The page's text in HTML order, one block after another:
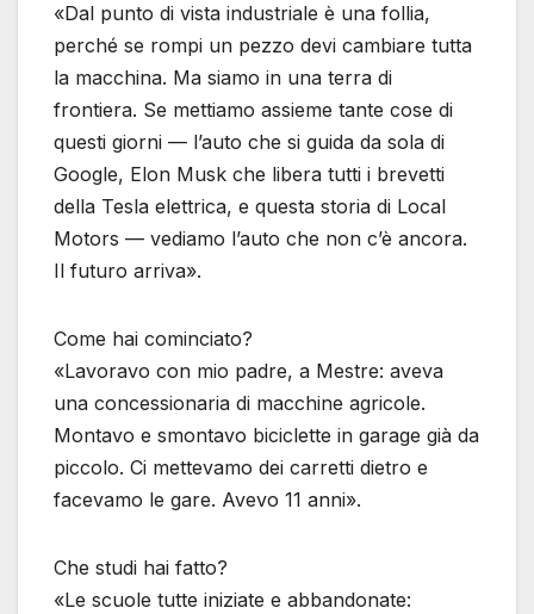
«Dal punto di vista industriale è una follia,
perché se rompi un pezzo devi cambiare tutta
la macchina. Ma siamo in una terra di
frontiera. Se mettiamo assieme tante cose di
questi giorni — l’auto che si guida da sola di
Google, Elon Musk che libera tutti i brevetti
della Tesla elettrica, e questa storia di Local
Motors — vediamo l’auto che non c’è ancora.
Il futuro arriva».
Come hai cominciato?
«Lavoravo con mio padre, a Mestre: aveva
una concessionaria di macchine agricole.
Montavo e smontavo biciclette in garage già da
piccolo. Ci mettevamo dei carretti dietro e
facevamo le gare. Avevo 11 anni».
Che studi hai fatto?
«Le scuole tutte iniziate e abbandonate: